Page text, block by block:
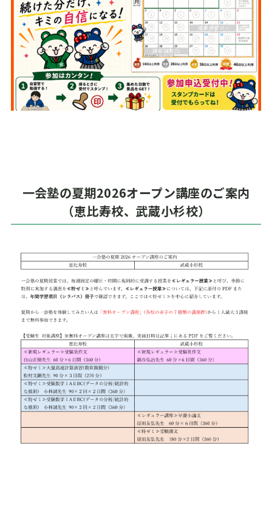
一会塾の夏期2026オープン講座のご案内
（恵比寿校、武蔵小杉校）